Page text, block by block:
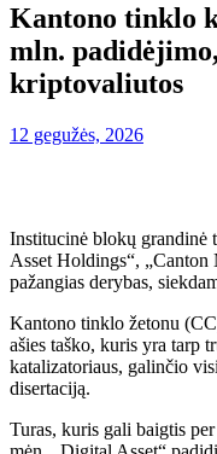
Kantono tinklo
mln.
kriptovaliutos
12 gegužės, 2026
Institucinė blokų grandinė
Asset Holdings“, „Canton
pažangias derybas,
Kantono tinklo žetonu
ašies taško, kuris yra tarp
katalizatoriaus, galinčio
disertaciją.
Turas, kuris gali baigtis